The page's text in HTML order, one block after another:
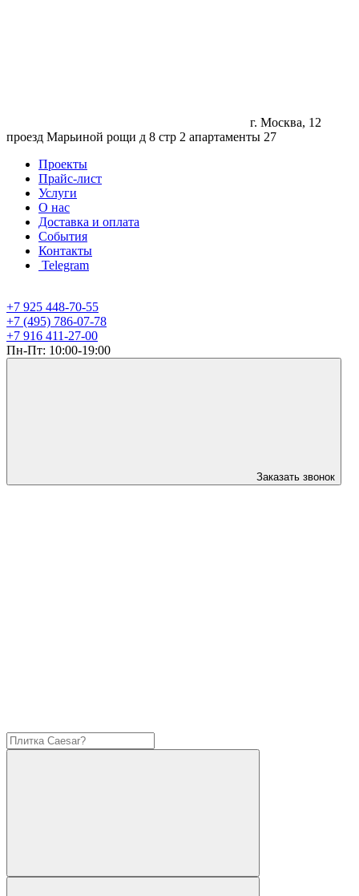
г. Москва, 12
проезд Марьиной рощи д 8 стр 2 апартаменты 27
Проекты
Прайс-лист
Услуги
О нас
Доставка и оплата
События
Контакты
Telegram
+7 925 448-70-55
+7 (495) 786-07-78
+7 916 411-27-00
Пн-Пт: 10:00-19:00
Заказать звонок